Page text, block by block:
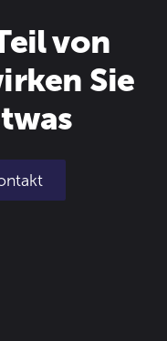
von
Sie